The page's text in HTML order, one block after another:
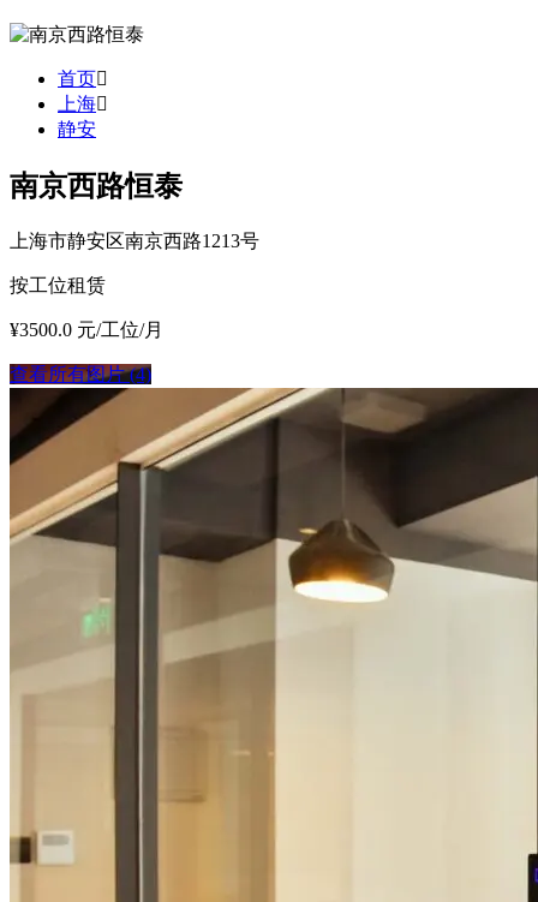
首页
上海
静安
南京西路恒泰
上海市静安区南京西路1213号
按工位租赁
¥3500.0 元/工位/月
查看所有图片 (4)